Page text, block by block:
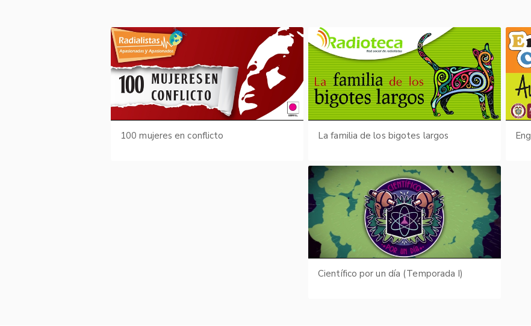
100 mujeres en conflicto La familia de los bigotes largos
Científico por un día (Temporada I)